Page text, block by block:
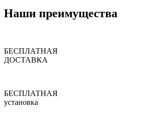
Наши преимущества
БЕСПЛАТНАЯ
ДОСТАВКА
БЕСПЛАТНАЯ
установка